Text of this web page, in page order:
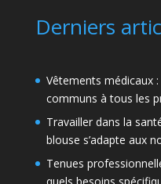
Derniers
Vêtements médicaux
communs à tous les
Travailler dans la
blouse s’adapte aux
Tenues